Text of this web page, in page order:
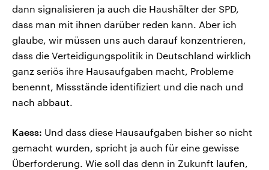
dann signalisieren ja auch die Haushälter der SPD,
dass man mit ihnen darüber reden kann. Aber ich
glaube, wir müssen uns auch darauf konzentrieren,
dass die Verteidigungspolitik in Deutschland wirklich
ganz seriös ihre Hausaufgaben macht, Probleme
benennt, Missstände identifiziert und die nach und
nach abbaut.
Kaess: Und dass diese Hausaufgaben bisher so nicht
gemacht wurden, spricht ja auch für eine gewisse
Überforderung. Wie soll das denn in Zukunft laufen,